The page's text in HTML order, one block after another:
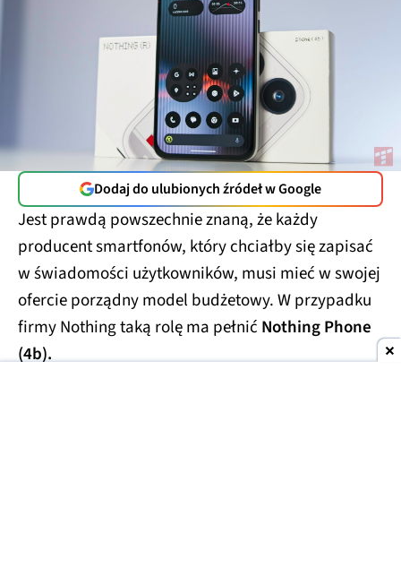
Dodaj do ulubionych źródeł w Google
Jest prawdą powszechnie znaną, że każdy
producent smartfonów, który chciałby się zapisać
w świadomości użytkowników, musi mieć w swojej
ofercie porządny model budżetowy. W przypadku
firmy Nothing taką rolę ma pełnić Nothing Phone
(4b).